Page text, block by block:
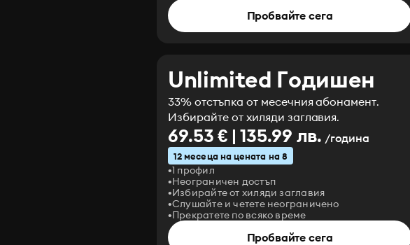
Пробвайте сега
Unlimited Годишен
33% отстъпка от месечния абонамент.
Избирайте от хиляди заглавия.
69.53 € | 135.99 лв. /година
12 месеца на цената на 8
1 профил
Неограничен достъп
Избирайте от хиляди заглавия
Слушайте и четете неограничено
Прекратете по всяко време
Пробвайте сега